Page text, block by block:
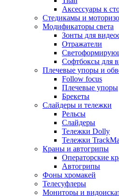
Аксессуары к
Стедикамы и
Модификаторы света
Зонты для
Отражатели
Софтбоксы для
Плечевые упоры и
Follow focus
Плечевые упоры
Брекеты
Слайдеры и тележки
Рельсы
Слайдеры
Тележки Dolly
Тележки
Краны и автогрипы
Операторские
Автогрипы
Фоны хромакей
Телесуфлеры
Мониторы и